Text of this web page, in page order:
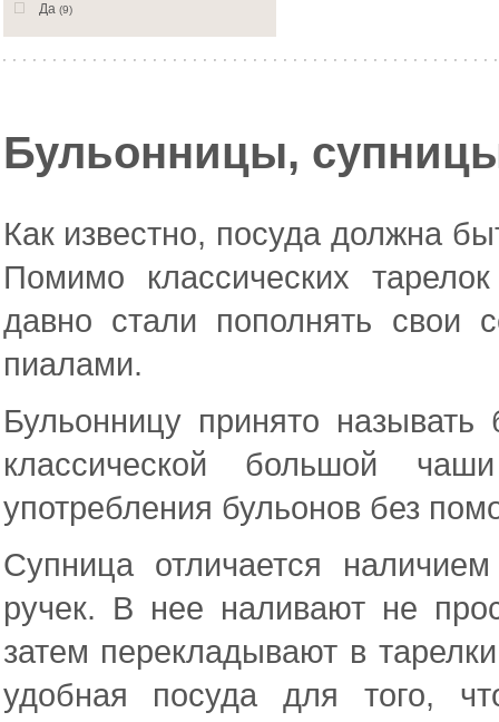
Да (9)
Бульонницы,
Как известно, посуда должна
Помимо классических
давно стали пополнять свои
пиалами.
Бульонницу принято
классической большой
употребления бульонов без
Супница отличается
ручек. В нее наливают не
затем перекладывают в
удобная посуда для того,